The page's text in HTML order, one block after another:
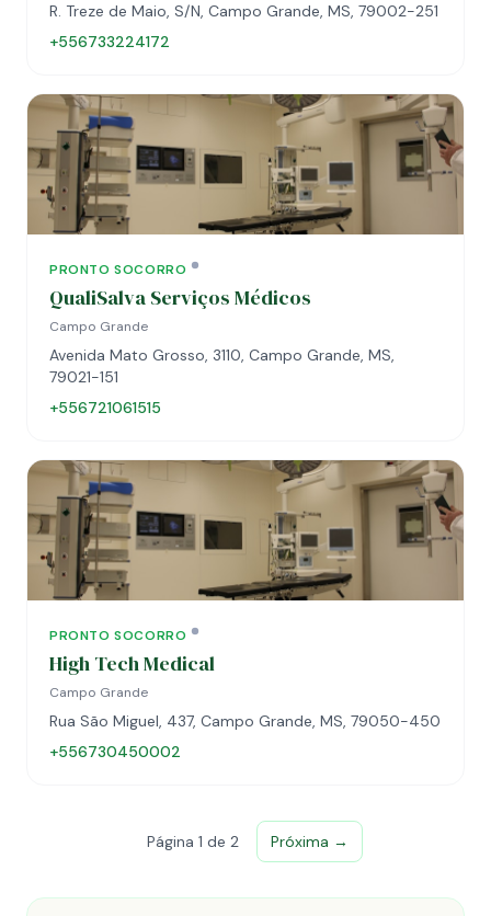
R. Treze de Maio, S/N, Campo Grande, MS, 79002-251
+556733224172
PRONTO SOCORRO
QualiSalva Serviços Médicos
Campo Grande
Avenida Mato Grosso, 3110, Campo Grande, MS,
79021-151
+556721061515
PRONTO SOCORRO
High Tech Medical
Campo Grande
Rua São Miguel, 437, Campo Grande, MS, 79050-450
+556730450002
Página 1 de 2 Próxima →